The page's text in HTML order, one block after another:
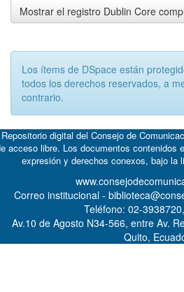
Mostrar el registro Dublin Core
Los ítems de DSpace están
todos los derechos reservados, a
contrario.
digital del Consejo de
acceso libre. Los documentos contenidos
expresión y derechos conexos, bajo la
Correo institucional -
Teléfono: 02-
Av.10 de Agosto N34-566, entre Av.
Quito,